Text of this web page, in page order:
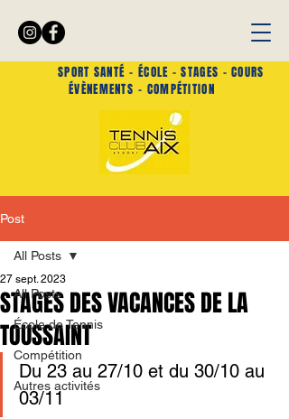
SPORT SANTÉ -
ÉVÈNEMENTS
ÉCOLE - STAGES - COURS
- COMPÉTITION
Post
All Posts
École de Tennis
Compétition
Autres activités
All Posts
STAGES DES VACANCES DE LA
TOUSSAINT
27 sept. 2023
Du 23 au 27/10 et du 30/10 au
03/11